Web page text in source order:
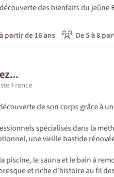
des bienfaits du jeûne
à partir de 16 ans De 5 à 8
France
de son corps grâce à
spécialisés dans la
une vieille bastide
piscine, le sauna et le bain à
et riche d'histoire au fil